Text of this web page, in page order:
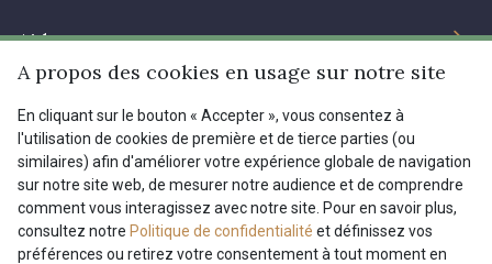
Prix réduits
Magazine
Aide
Livraison : France, Belgique, International
Retours & réclamations
FAQ - Questions fréquentes
Modes de paiements
Menu
Tous nos tissus
Magazine
FR EN
A propos des cookies en usage sur notre site
En cliquant sur le bouton « Accepter », vous consentez à
l'utilisation de cookies de première et de tierce parties (ou
similaires) afin d'améliorer votre expérience globale de navigation
sur notre site web, de mesurer notre audience et de comprendre
comment vous interagissez avec notre site. Pour en savoir plus,
consultez notre Politique de confidentialité et définissez vos
préférences ou retirez votre consentement à tout moment en